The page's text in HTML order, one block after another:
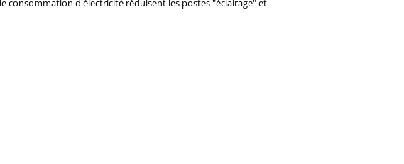
consommation d'électricité réduisent les postes "éclairage" et